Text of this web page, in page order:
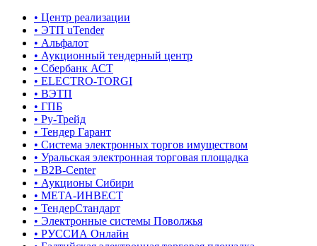
• Центр реализации
• ЭТП uTender
• Альфалот
• Аукционный тендерный центр
• Сбербанк АСТ
• ELECTRO-TORGI
• ВЭТП
• ГПБ
• Ру-Трейд
• Тендер Гарант
• Система электронных торгов имуществом
• Уральская электронная торговая площадка
• B2B-Center
• Аукционы Сибири
• МЕТА-ИНВЕСТ
• ТендерСтандарт
• Электронные системы Поволжья
• РУССИА Онлайн